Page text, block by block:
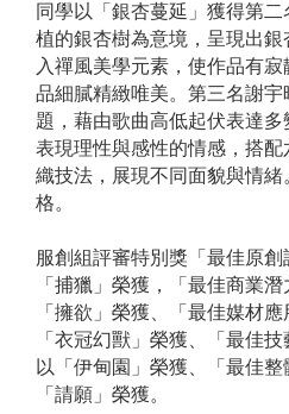
同學以「 銀杏蔓延 」獲得第
植的銀杏樹為意境，呈現出
入禪風美學元素，使作品有
品細膩精緻唯美。 第三名謝宇
題， 藉由歌曲高低起伏表達
表現理性與感性的情感，搭
織技法，展現不同面貌與情
格。
服創組評審特別獎「 最佳原創
「 捕獵 」榮獲，「最佳商業潛
「 擁欲 」榮獲、「最佳媒材
「衣冠幻獸」榮獲、「最佳
以「伊甸園」 榮獲、「最佳整
「 請願 」榮獲。